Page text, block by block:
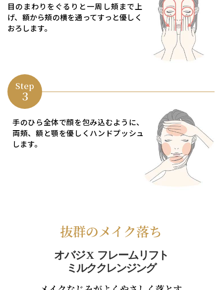
目のまわりをぐるりと一周し頬まで上
げ、額から頬の横を通ってすっと優しく
おろします。
Step
3
手のひら全体で顔を包み込むように、
両頬、額と顎を優しく ハンドプッシュ
します。
抜群のメイク落ち
オバジX フレームリフト
ミルククレンジング